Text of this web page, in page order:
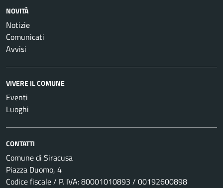
NOVITÀ
Notizie
Comunicati
Avvisi
VIVERE IL COMUNE
Eventi
Luoghi
CONTATTI
Comune di Siracusa
Piazza Duomo, 4
Codice fiscale / P. IVA: 80001010893 / 00192600898